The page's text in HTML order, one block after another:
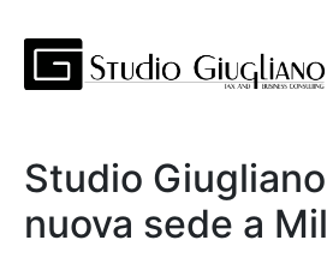
Studio
nuova sede a